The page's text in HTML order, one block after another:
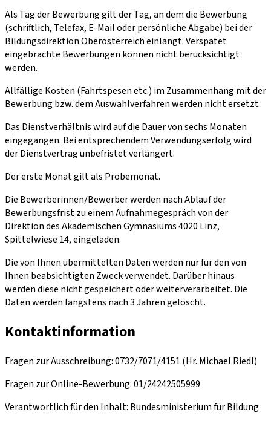
Als Tag der Bewerbung gilt der Tag, an dem die Bewerbung
(schriftlich, Telefax, E-Mail oder persönliche Abgabe) bei der
Bildungsdirektion Oberösterreich einlangt. Verspätet
eingebrachte Bewerbungen können nicht berücksichtigt
werden.
Allfällige Kosten (Fahrtspesen etc.) im Zusammenhang mit der
Bewerbung bzw. dem Auswahlverfahren werden nicht ersetzt.
Das Dienstverhältnis wird auf die Dauer von sechs Monaten
eingegangen. Bei entsprechendem Verwendungserfolg wird
der Dienstvertrag unbefristet verlängert.
Der erste Monat gilt als Probemonat.
Die Bewerberinnen/Bewerber werden nach Ablauf der
Bewerbungsfrist zu einem Aufnahmegespräch von der
Direktion des Akademischen Gymnasiums 4020 Linz,
Spittelwiese 14, eingeladen.
Die von Ihnen übermittelten Daten werden nur für den von
Ihnen beabsichtigten Zweck verwendet. Darüber hinaus
werden diese nicht gespeichert oder weiterverarbeitet. Die
Daten werden längstens nach 3 Jahren gelöscht.
Kontaktinformation
Fragen zur Ausschreibung: 0732/7071/4151 (Hr. Michael Riedl)
Fragen zur Online-Bewerbung: 01/24242505999
Verantwortlich für den Inhalt: Bundesministerium für Bildung